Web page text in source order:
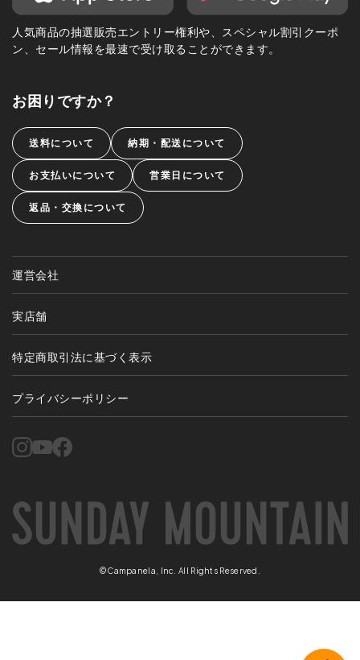
人気商品の抽選販売エントリー権利や、スペシャル割引クーポ
ン、セール情報を最速で受け取ることができます。
お困りですか？
送料について 納期・配送について
お支払いについて 営業日について
返品・交換について
運営会社
実店舗
特定商取引法に基づく表示
プライバシーポリシー
©Campanela, Inc. All Rights Reserved.